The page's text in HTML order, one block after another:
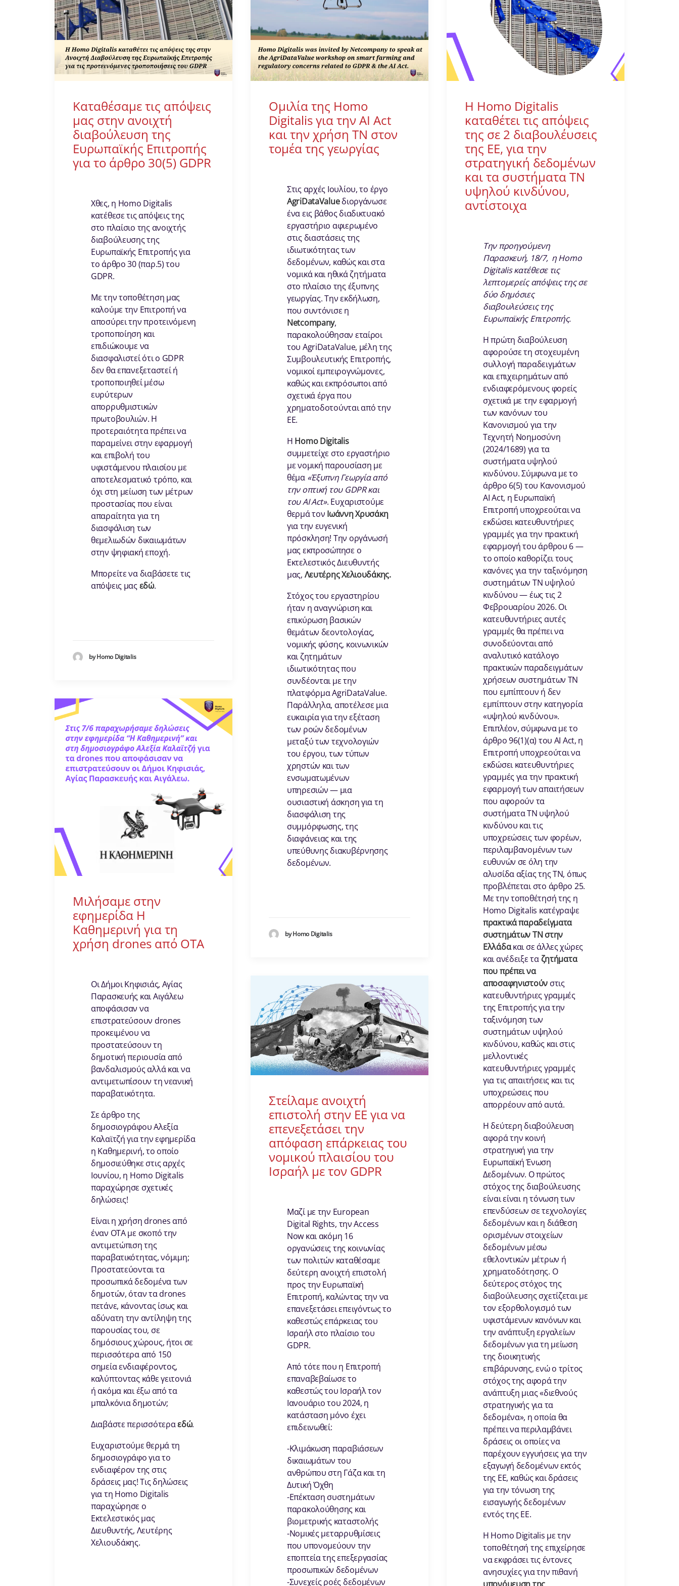
Καταθέσαμε τις απόψεις
μας στην ανοιχτή
διαβούλευση της
Ευρωπαϊκής Επιτροπής
για το άρθρο 30(5) GDPR
Χθες, η Homo Digitalis
κατέθεσε τις απόψεις της
στο πλαίσιο της ανοιχτής
διαβούλευσης της
Ευρωπαϊκής Επιτροπής για
το άρθρο 30 (παρ.5) του
GDPR.
Με την τοποθέτηση μας
καλούμε την Επιτροπή να
αποσύρει την προτεινόμενη
τροποποίηση και
επιδιώκουμε να
διασφαλιστεί ότι ο GDPR
δεν θα επανεξεταστεί ή
τροποποιηθεί μέσω
ευρύτερων
απορρυθμιστικών
πρωτοβουλιών. Η
προτεραιότητα πρέπει να
παραμείνει στην εφαρμογή
και επιβολή του
υφιστάμενου πλαισίου με
αποτελεσματικό τρόπο, και
όχι στη μείωση των μέτρων
προστασίας που είναι
απαραίτητα για τη
διασφάλιση των
θεμελιωδών δικαιωμάτων
στην ψηφιακή εποχή.
Μπορείτε να διαβάσετε τις
απόψεις μαςεδώ.
by Homo Digitalis
Ομιλία της Homo
Digitalis για την AI Act
και την χρήση ΤΝ στον
τομέα της γεωργίας
Στις αρχές Ιουλίου, το έργο
AgriDataValueδιοργάνωσε
ένα εις βάθος διαδικτυακό
εργαστήριο αφιερωμένο
στις διαστάσεις της
ιδιωτικότητας των
δεδομένων, καθώς και στα
νομικά και ηθικά ζητήματα
στο πλαίσιο της έξυπνης
γεωργίας. Την εκδήλωση,
που συντόνισε η
Netcompany,
παρακολούθησαν εταίροι
του AgriDataValue, μέλη της
Συμβουλευτικής Επιτροπής,
νομικοί εμπειρογνώμονες,
καθώς και εκπρόσωποι από
σχετικά έργα που
χρηματοδοτούνται από την
ΕΕ.
Η Homo Digitalis
συμμετείχε στο εργαστήριο
με νομική παρουσίαση με
θέμα «Έξυπνη Γεωργία από
την οπτική του GDPR και
του AI Act». Ευχαριστούμε
θερμά τον Ιωάννη Χρυσάκη
για την ευγενική
πρόσκληση! Την οργάνωσή
μας εκπροσώπησε ο
Εκτελεστικός Διευθυντής
μας, Λευτέρης Χελιουδάκης.
Στόχος του εργαστηρίου
ήταν η αναγνώριση και
επικύρωση βασικών
θεμάτων δεοντολογίας,
νομικής φύσης, κοινωνικών
και ζητημάτων
ιδιωτικότητας που
συνδέονται με την
πλατφόρμα AgriDataValue.
Παράλληλα, αποτέλεσε μια
ευκαιρία για την εξέταση
των ροών δεδομένων
μεταξύ των τεχνολογιών
του έργου, των τύπων
χρηστών και των
ενσωματωμένων
υπηρεσιών — μια
ουσιαστική άσκηση για τη
διασφάλιση της
συμμόρφωσης, της
διαφάνειας και της
υπεύθυνης διακυβέρνησης
δεδομένων.
by Homo Digitalis
Η Homo Digitalis
καταθέτει τις απόψεις
της σε 2 διαβουλέυσεις
της ΕΕ, για την
στρατηγική δεδομένων
και τα συστήματα ΤΝ
υψηλού κινδύνου,
αντίστοιχα
Την προηγούμενη
Παρασκευή, 18/7, η Homo
Digitalis κατέθεσε τις
λεπτομερείς απόψεις της σε
δύο δημόσιες
διαβουλεύσεις της
Ευρωπαϊκής Επιτροπής.
Η πρώτη διαβούλευση
αφορούσε τη στοχευμένη
συλλογή παραδειγμάτων
και επιχειρημάτων από
ενδιαφερόμενους φορείς
σχετικά με την εφαρμογή
των κανόνων του
Κανονισμού για την
Τεχνητή Νοημοσύνη
(2024/1689) για τα
συστήματα υψηλού
κινδύνου. Σύμφωνα με το
άρθρο 6(5) του Κανονισμού
AI Act, η Ευρωπαϊκή
Επιτροπή υποχρεούται να
εκδώσει κατευθυντήριες
γραμμές για την πρακτική
εφαρμογή του άρθρου 6 —
το οποίο καθορίζει τους
κανόνες για την ταξινόμηση
συστημάτων ΤΝ υψηλού
κινδύνου — έως τις 2
Φεβρουαρίου 2026. Οι
κατευθυντήριες αυτές
γραμμές θα πρέπει να
συνοδεύονται από
αναλυτικό κατάλογο
πρακτικών παραδειγμάτων
χρήσεων συστημάτων ΤΝ
που εμπίπτουν ή δεν
εμπίπτουν στην κατηγορία
«υψηλού κινδύνου».
Επιπλέον, σύμφωνα με το
άρθρο 96(1)(α) του AI Act, η
Επιτροπή υποχρεούται να
εκδώσει κατευθυντήριες
γραμμές για την πρακτική
εφαρμογή των απαιτήσεων
που αφορούν τα
συστήματα ΤΝ υψηλού
κινδύνου και τις
υποχρεώσεις των φορέων,
περιλαμβανομένων των
ευθυνών σε όλη την
αλυσίδα αξίας της ΤΝ, όπως
προβλέπεται στο άρθρο 25.
Με την τοποθέτησή της η
Homo Digitalis κατέγραψε
πρακτικά παραδείγματα
συστημάτων ΤΝ στην
Ελλάδακαι σε άλλες χώρες
και ανέδειξε τα ζητήματα
που πρέπει να
αποσαφηνιστούν στις
κατευθυντήριες γραμμές
της Επιτροπής για την
ταξινόμηση των
συστημάτων υψηλού
κινδύνου, καθώς και στις
μελλοντικές
κατευθυντήριες γραμμές
για τις απαιτήσεις και τις
υποχρεώσεις που
απορρέουν από αυτά.
Η δεύτερη διαβούλευση
αφορά την κοινή
στρατηγική για την
Ευρωπαϊκή Ένωση
Δεδομένων. Ο πρώτος
στόχος της διαβούλευσης
είναι είναι η τόνωση των
επενδύσεων σε τεχνολογίες
δεδομένων και η διάθεση
ορισμένων στοιχείων
δεδομένων μέσω
εθελοντικών μέτρων ή
χρηματοδότησης. Ο
δεύτερος στόχος της
διαβούλευσης σχετίζεται με
τον εξορθολογισμό των
υφιστάμενων κανόνων και
την ανάπτυξη εργαλείων
δεδομένων για τη μείωση
της διοικητικής
επιβάρυνσης, ενώ ο τρίτος
στόχος της αφορά την
ανάπτυξη μιας «διεθνούς
στρατηγικής για τα
δεδομένα», η οποία θα
πρέπει να περιλαμβάνει
δράσεις οι οποίες να
παρέχουν εγγυήσεις για την
εξαγωγή δεδομένων εκτός
της ΕΕ, καθώς και δράσεις
για την τόνωση της
εισαγωγής δεδομένων
εντός της ΕΕ.
Η Ηοmo Digitalis με την
τοποθέτησή της επιχείρησε
να εκφράσει τις έντονες
ανησυχίες για την πιθανή
Μιλήσαμε στην
εφημερίδα Η
Καθημερινή για τη
χρήση drones από ΟΤΑ
Οι Δήμοι Κηφισιάς, Αγίας
Παρασκευής και Αιγάλεω
αποφάσισαν να
επιστρατεύσουν drones
προκειμένου να
προστατεύσουν τη
δημοτική περιουσία από
βανδαλισμούς αλλά και να
αντιμετωπίσουν τη νεανική
παραβατικότητα.
Σε άρθρο της
δημοσιογράφου Αλεξία
Καλαϊτζή για την εφημερίδα
η Καθημερινή, το οποίο
δημοσιεύθηκε στις αρχές
Ιουνίου, η Homo Digitalis
παραχώρησε σχετικές
δηλώσεις!
Είναι η χρήση drones από
έναν ΟΤΑ με σκοπό την
αντιμετώπιση της
παραβατικότητας, νόμιμη;
Προστατεύονται τα
προσωπικά δεδομένα των
δημοτών, όταν τα drones
πετάνε, κάνοντας ίσως και
αδύνατη την αντίληψη της
παρουσίας του, σε
δημόσιους χώρους, ήτοι σε
περισσότερα από 150
σημεία ενδιαφέροντος,
καλύπτοντας κάθε γειτονιά
ή ακόμα και έξω από τα
μπαλκόνια δημοτών;
Διαβάστε περισσότεραεδώ.
Ευχαριστούμε θερμά τη
δημοσιογράφο για το
ενδιαφέρον της στις
δράσεις μας! Τις δηλώσεις
για τη Homo Digitalis
παραχώρησε ο
Εκτελεστικός μας
Διευθυντής, Λευτέρης
Χελιουδάκης.
Στείλαμε ανοιχτή
επιστολή στην ΕΕ για να
επενεξετάσει την
απόφαση επάρκειας του
νομικού πλαισίου του
Ισραήλ με τον GDPR
Μαζί με την European
Digital Rights, την Access
Now και ακόμη 16
οργανώσεις της κοινωνίας
των πολιτών καταθέσαμε
δεύτερη ανοιχτή επιστολή
προς την Ευρωπαϊκή
Επιτροπή, καλώντας την να
επανεξετάσει επειγόντως το
καθεστώς επάρκειας του
Ισραήλ στο πλαίσιο του
GDPR.
Από τότε που η Επιτροπή
επαναβεβαίωσε το
καθεστώς του Ισραήλ τον
Ιανουάριο του 2024, η
κατάσταση μόνο έχει
επιδεινωθεί:
-Κλιμάκωση παραβιάσεων
δικαιωμάτων του
ανθρώπου στη Γάζα και τη
Δυτική Όχθη
-Επέκταση συστημάτων
παρακολούθησης και
βιομετρικής καταστολής
-Νομικές μεταρρυθμίσεις
που υπονομεύουν την
εποπτεία της επεξεργασίας
προσωπικών δεδομένων
-Συνεχείς ροές δεδομένων